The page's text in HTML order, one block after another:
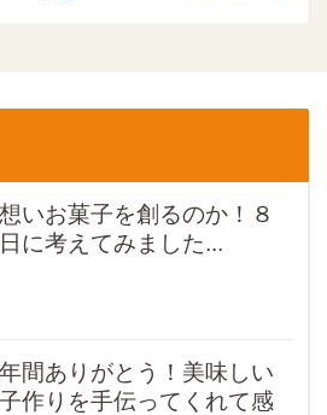
いお菓子を創るのか！８
に考えてみました...
間ありがとう！美味しい
作りを手伝ってくれて感